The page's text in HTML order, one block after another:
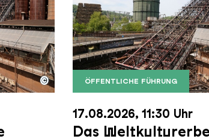
Hütte mit dem Gasometer im
Hütte | Karl Heinrich Veith
© ÖFFENTLICHE FÜHRUNG
Der Erzschrägaufzug der
Copyright:
17.08.2026, 11:30 Uhr
Das Weltkulturerbe